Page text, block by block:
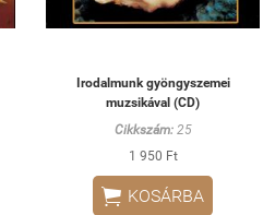
Irodalmunk gyöngyszemei
muzsikával (CD)
Cikkszám:25
1 950 Ft
 KOSÁRBA